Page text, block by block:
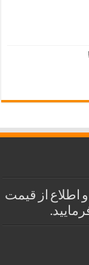
اطلاع از قیمت